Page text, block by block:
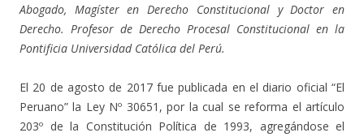
Abogado, Magíster en Derecho Constitucional y Doctor en
Derecho. Profesor de Derecho Procesal Constitucional en la
Pontificia Universidad Católica del Perú.
El 20 de agosto de 2017 fue publicada en el diario oficial “El
Peruano” la Ley Nº 30651, por la cual se reforma el artículo
203º de la Constitución Política de 1993, agregándose el